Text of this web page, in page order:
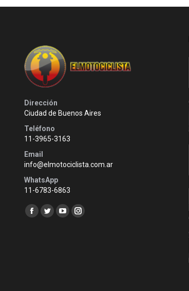
Dirección
Ciudad de Buenos Aires
Teléfono
11-3965-3163
Email
info@elmotociclista.com.ar
WhatsApp
11-6783-6863
Encuéntranos en:
Facebook
TwitterYouTubeInstagram